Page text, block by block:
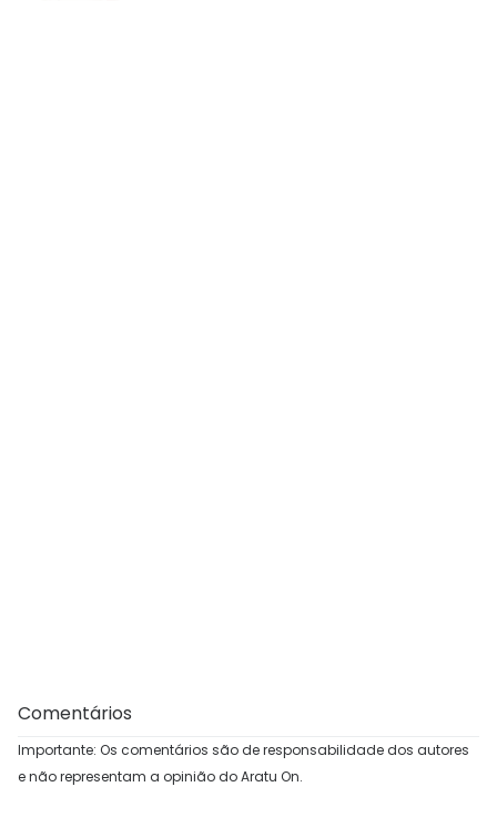
Comentários
Importante: Os comentários são de responsabilidade dos autores
e não representam a opinião do Aratu On.